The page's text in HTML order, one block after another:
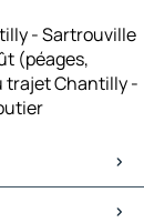
- Sartrouville
(péages,
trajet Chantilly -